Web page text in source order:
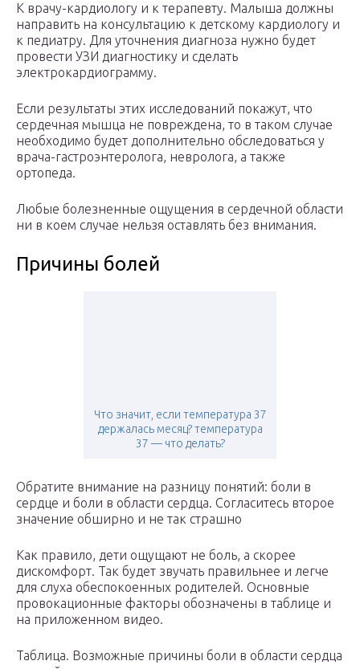
К врачу-кардиологу и к терапевту. Малыша должны
направить на консультацию к детскому кардиологу и
к педиатру. Для уточнения диагноза нужно будет
провести УЗИ диагностику и сделать
электрокардиограмму.
Если результаты этих исследований покажут, что
сердечная мышца не повреждена, то в таком случае
необходимо будет дополнительно обследоваться у
врача-гастроэнтеролога, невролога, а также
ортопеда.
Любые болезненные ощущения в сердечной области
ни в коем случае нельзя оставлять без внимания.
Причины болей
Что значит, если температура 37
держалась месяц? температура
37 — что делать?
Обратите внимание на разницу понятий: боли в
сердце и боли в области сердца. Согласитесь второе
значение обширно и не так страшно
Как правило, дети ощущают не боль, а скорее
дискомфорт. Так будет звучать правильнее и легче
для слуха обеспокоенных родителей. Основные
провокационные факторы обозначены в таблице и
на приложенном видео.
Таблица. Возможные причины боли в области сердца